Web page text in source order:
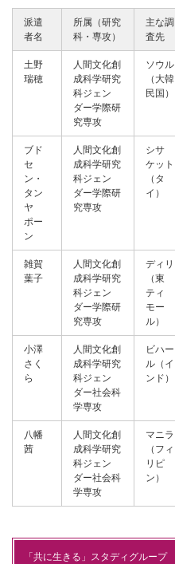
派遣
者名
所属（研究
科・専攻）
主な調
査先
土野
瑞穂
人間文化創
成科学研究
科ジェン
ダー学際研
究専攻
ソウル
（大韓
民国）
ブド
セ
ン・
タン
ヤ
ポー
ン
人間文化創
成科学研究
科ジェン
ダー学際研
究専攻
シサ
ケット
（タ
イ）
雑賀
葉子
人間文化創
成科学研究
科ジェン
ダー学際研
究専攻
ディリ
（東
ティ
モー
ル）
小澤
さく
ら
人間文化創
成科学研究
科ジェン
ダー社会科
学専攻
ビハー
ル（イ
ンド）
八幡
茜
人間文化創
成科学研究
科ジェン
ダー社会科
学専攻
マニラ
（フィ
リピ
ン）
「共に生きる」スタディグループ